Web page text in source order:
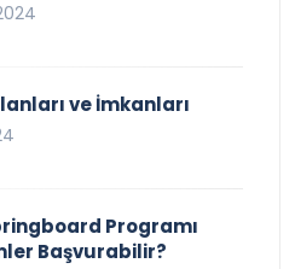
ve İmkanları
Programı
Başvurabilir?